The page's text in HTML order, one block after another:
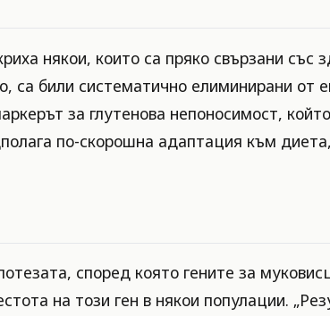
някои, които са пряко свързани със
са били систематично елиминирани от
за глутенова непоносимост,
по-скорошна адаптация към
според която гените за
на този ген в някои популации.